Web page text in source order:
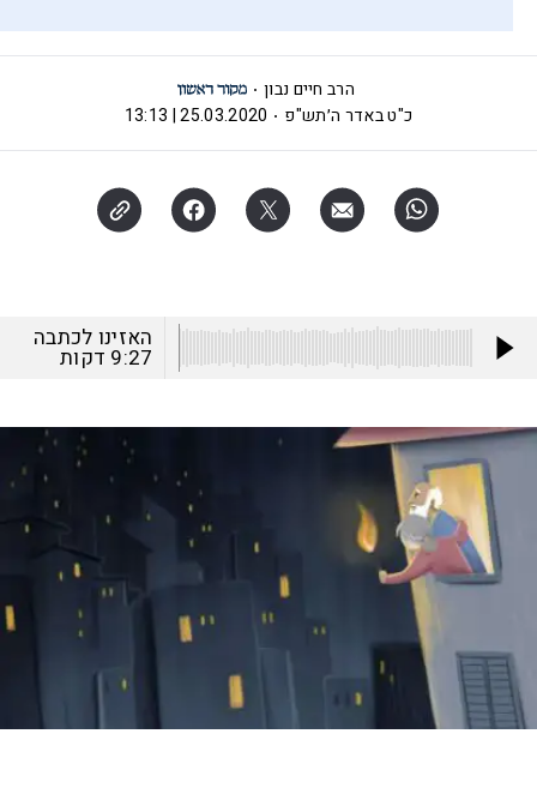
הרב חיים נבון
כ"ט באדר ה׳תש"פ
25.03.2020 | 13:13
האזינו לכתבה
9:27 דקות